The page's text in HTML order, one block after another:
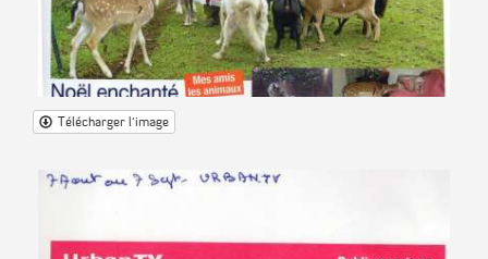
Télécharger l'image